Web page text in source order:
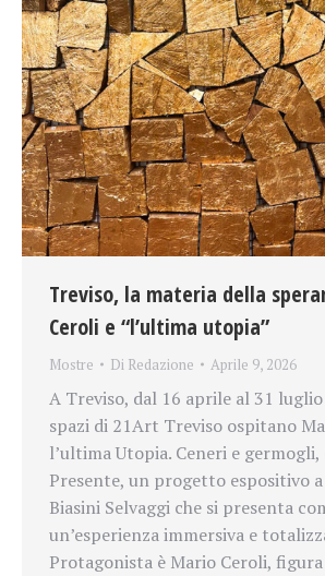
Treviso, la materia della
Ceroli e “l’ultima utopia”
Mostre Di Redazione Aprile 9, 2026
A Treviso, dal 16 aprile al 31
spazi di 21Art Treviso ospitano
l’ultima Utopia. Ceneri e
Presente, un progetto espositivo a
Biasini Selvaggi che si presenta
un’esperienza immersiva e
Protagonista è Mario Ceroli,